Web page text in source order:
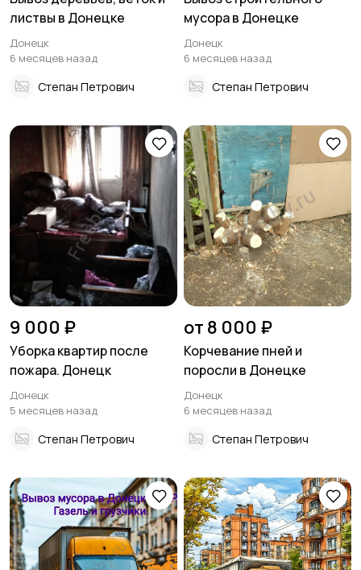
листвы в Донецке
Донецк
6 месяцев назад
Степан Петрович
мусора в Донецке
Донецк
6 месяцев назад
Степан Петрович
9 000 ₽
Уборка квартир после
пожара. Донецк
Донецк
5 месяцев назад
Степан Петрович
от 8 000 ₽
Корчевание пней и
поросли в Донецке
Донецк
6 месяцев назад
Степан Петрович